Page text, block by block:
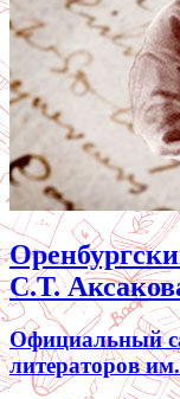
С.Т.
Официальный
литераторов